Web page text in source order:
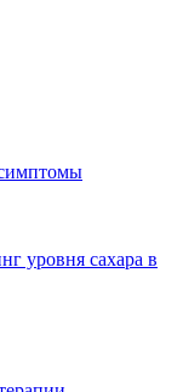
уровня сахара в